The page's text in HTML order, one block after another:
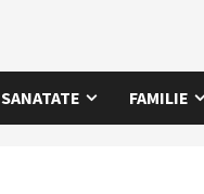
SANATATE FAMILIE